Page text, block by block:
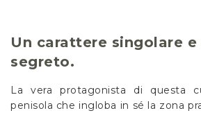
Un carattere singolare
segreto.
La vera protagonista di questa
penisola che ingloba in sé la zona